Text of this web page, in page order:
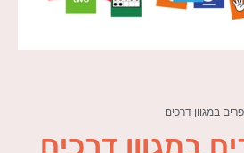
במגוון דרכים